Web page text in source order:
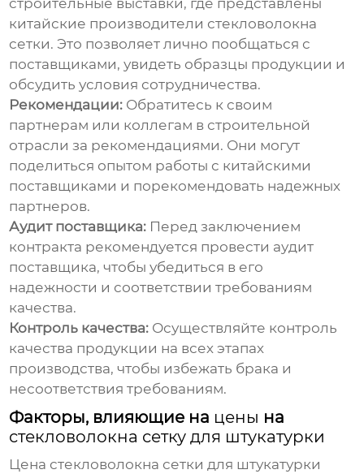
строительные выставки, где представлены
китайские производители стекловолокна
сетки. Это позволяет лично пообщаться с
поставщиками, увидеть образцы продукции и
обсудить условия сотрудничества.
Рекомендации: Обратитесь к своим
партнерам или коллегам в строительной
отрасли за рекомендациями. Они могут
поделиться опытом работы с китайскими
поставщиками и порекомендовать надежных
партнеров.
Аудит поставщика: Перед заключением
контракта рекомендуется провести аудит
поставщика, чтобы убедиться в его
надежности и соответствии требованиям
качества.
Контроль качества: Осуществляйте контроль
качества продукции на всех этапах
производства, чтобы избежать брака и
несоответствия требованиям.
Факторы, влияющие на цены на
стекловолокна сетку для штукатурки
Цена стекловолокна сетки для штукатурки